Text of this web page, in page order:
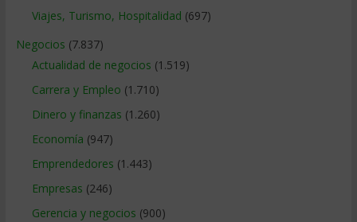
Viajes, Turismo, Hospitalidad (697)
Negocios (7.837)
Actualidad de negocios (1.519)
Carrera y Empleo (1.710)
Dinero y finanzas (1.260)
Economía (947)
Emprendedores (1.443)
Empresas (246)
Gerencia y negocios (900)